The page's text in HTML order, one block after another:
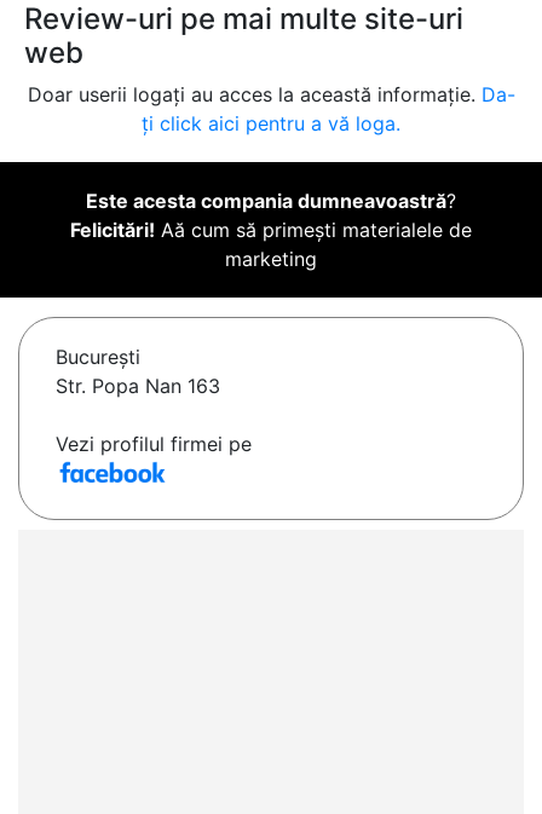
Review-uri pe mai multe site-uri
web
Doar userii logați au acces la această informație. Da-
ți click aici pentru a vă loga.
Este acesta compania dumneavoastră?
Felicitări! Aă cum să primești materialele de
marketing
Bucureşti
Str. Popa Nan 163
Vezi profilul firmei pe